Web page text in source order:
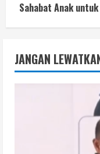
Sahabat Anak
JANGAN